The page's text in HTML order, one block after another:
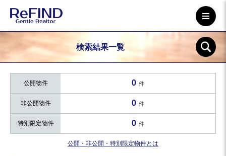
検索結果一覧
公開物件 0 件
非公開物件 0 件
特別限定物件 0 件
公開・非公開・特別限定物件とは